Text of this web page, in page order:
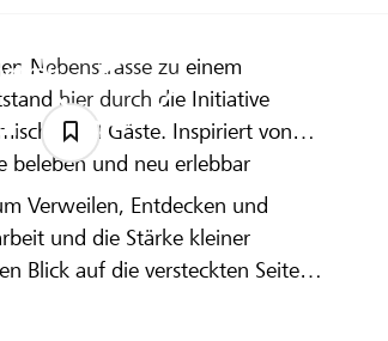
Nebenstrasse zu einem
hier durch die Initiative
und Gäste. Inspiriert von
beleben und neu erlebbar
Verweilen, Entdecken und
und die Stärke kleiner
Blick auf die versteckten Seiten